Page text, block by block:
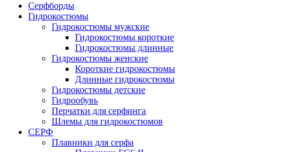
Серфборды
Гидрокостюмы
Гидрокостюмы мужские
Гидрокостюмы короткие
Гидрокостюмы длинные
Гидрокостюмы женские
Короткие гидрокостюмы
Длинные гидрокостюмы
Гидрокостюмы детские
Гидрообувь
Перчатки для серфинга
Шлемы для гидрокостюмов
СЕРФ
Плавники для серфа